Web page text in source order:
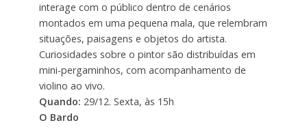
interage com o público dentro de cenários
montados em uma pequena mala, que relembram
situações, paisagens e objetos do artista.
Curiosidades sobre o pintor são distribuídas em
mini-pergaminhos, com acompanhamento de
violino ao vivo.
Quando: 29/12. Sexta, às 15h
O Bardo